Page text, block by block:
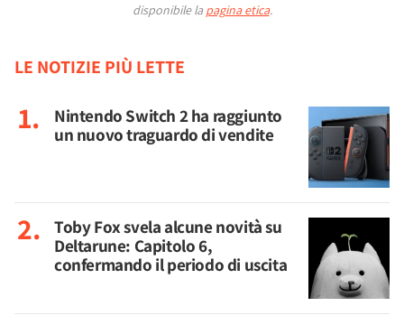
disponibile la pagina etica.
LE NOTIZIE PIÙ LETTE
Nintendo Switch 2 ha raggiunto
un nuovo traguardo di vendite
Toby Fox svela alcune novità su
Deltarune: Capitolo 6,
confermando il periodo di uscita